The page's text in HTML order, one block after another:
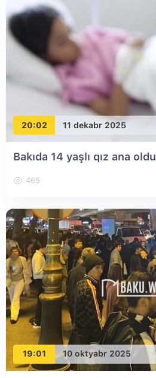
20:02 11 dekabr 2025
Bakıda 14 yaşlı qız ana oldu
465
19:01 10 oktyabr 2025